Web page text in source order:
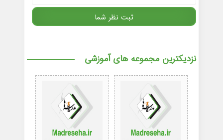
نزدیکترین مجموعه های آموزشی